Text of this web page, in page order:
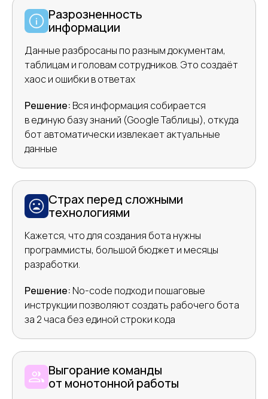
Разрозненность
информации
Данные разбросаны по разным документам,
таблицам и головам сотрудников. Это создаёт
хаос и ошибки в ответах
Решение: Вся информация собирается
в единую базу знаний (Google Таблицы), откуда
бот автоматически извлекает актуальные
данные
Страх перед сложными
технологиями
Кажется, что для создания бота нужны
программисты, большой бюджет и месяцы
разработки.
Решение: No-code подход и пошаговые
инструкции позволяют создать рабочего бота
за 2 часа без единой строки кода
Выгорание команды
от монотонной работы